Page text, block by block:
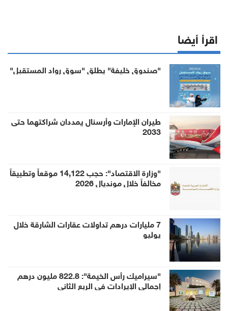
اقرأ أيضا
"صندوق خليفة" يطلق "سوق رواد المستقبل"
طيران الإمارات وأرسنال يمددان شراكتهما حتى
2033
"وزارة الاقتصاد": حجب 14,122 موقعاً وتطبيقاً
مخالفاً خلال مونديال 2026
7 مليارات درهم تداولات عقارات الشارقة خلال
يوليو
"سيراميك رأس الخيمة": 822.8 مليون درهم
إجمالي الإيرادات في الربع الثاني